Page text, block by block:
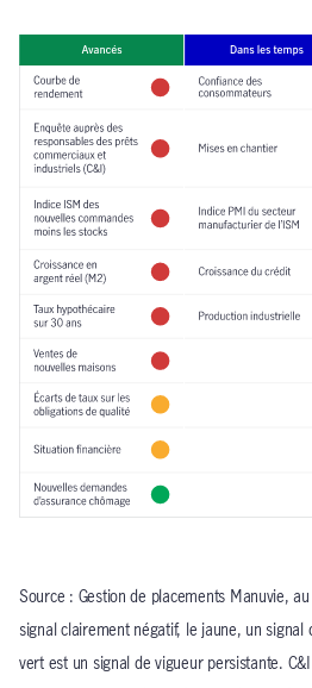
Source : Gestion de placements Manuvie,
signal clairement négatif, le jaune, un
vert est un signal de vigueur persistante.